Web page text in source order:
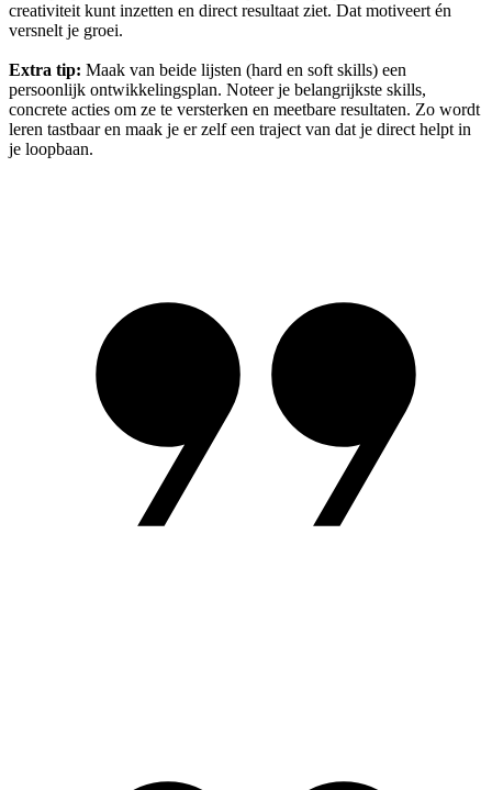
creativiteit kunt inzetten en direct resultaat ziet. Dat motiveert én
versnelt je groei.
Extra tip: Maak van beide lijsten (hard en soft skills) een
persoonlijk ontwikkelingsplan. Noteer je belangrijkste skills,
concrete acties om ze te versterken en meetbare resultaten. Zo wordt
leren tastbaar en maak je er zelf een traject van dat je direct helpt in
je loopbaan.